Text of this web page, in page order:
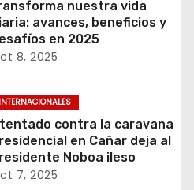
nuestra vida
avances, beneficios y
en 2025
8, 2025
INTERNACIONALES
contra la caravana
en Cañar deja al
Noboa ileso
7, 2025